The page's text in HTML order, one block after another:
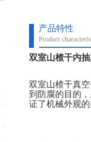
产品特性
Product
双室山楂干内
双室山楂干真
到防腐的目的
证了机械外观